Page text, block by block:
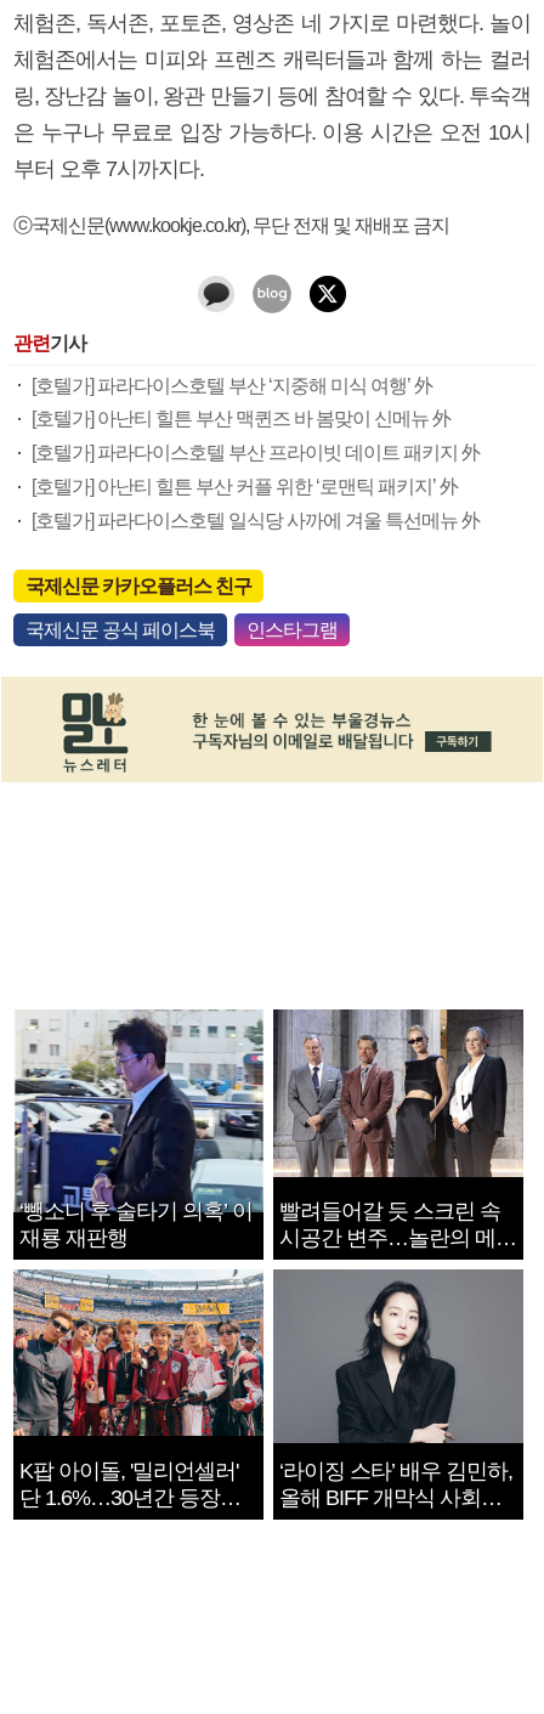
체험존, 독서존, 포토존, 영상존 네 가지로 마련했다. 놀이
체험존에서는 미피와 프렌즈 캐릭터들과 함께 하는 컬러
링, 장난감 놀이, 왕관 만들기 등에 참여할 수 있다. 투숙객
은 누구나 무료로 입장 가능하다. 이용 시간은 오전 10시
부터 오후 7시까지다.
ⓒ국제신문(www.kookje.co.kr), 무단 전재 및 재배포 금지
관련기사
[호텔가] 파라다이스호텔 부산 ‘지중해 미식 여행’ 外
[호텔가] 아난티 힐튼 부산 맥퀸즈 바 봄맞이 신메뉴 外
[호텔가] 파라다이스호텔 부산 프라이빗 데이트 패키지 外
[호텔가] 아난티 힐튼 부산 커플 위한 ‘로맨틱 패키지’ 外
[호텔가] 파라다이스호텔 일식당 사까에 겨울 특선메뉴 外
국제신문 카카오플러스 친구
국제신문 공식 페이스북 인스타그램
‘뺑소니 후 술타기 의혹’ 이
재룡 재판행
빨려들어갈 듯 스크린 속
시공간 변주…놀란의 메시
지는 ‘전쟁 속죄’
K팝 아이돌, '밀리언셀러'
단 1.6%…30년간 등장
1182개팀 전수조사
‘라이징 스타’ 배우 김민하,
올해 BIFF 개막식 사회자
확정